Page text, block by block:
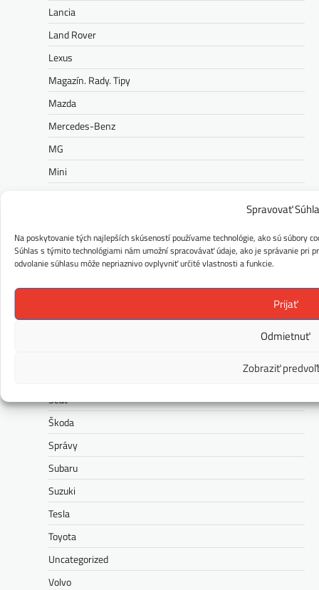
Spravovať
Na poskytovanie tých najlepších skúseností používame technológie, ako sú súbory
Súhlas s týmito technológiami nám umožní spracovávať údaje, ako je správanie pri
odvolanie súhlasu môže nepriaznivo ovplyvniť určité vlastnosti a funkcie.
Prijať
Odmietnuť
Zobraziť
Lancia
Land Rover
Lexus
Magazín. Rady. Tipy
Mazda
Mercedes-Benz
MG
Mini
Peugeot
Polestar
Porsche
Seat
Škoda
Správy
Subaru
Suzuki
Tesla
Toyota
Uncategorized
Volvo